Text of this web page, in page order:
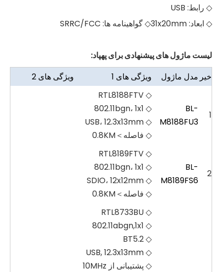
◇ رابط: USB
◇ ابعاد: 31x20mm◇ گواهینامه ها: SRRC/FCC
لیست ماژول های پیشنهادی برای پهپاد:
خیر مدل ماژول ویژگی های 1 ویژگی های 2
1
BL-
M8188FU3
◇ RTL8188FTV
◇ 802.11bgn، 1x1
◇ USB، 12.3x13mm
◇ فاصله＞0.8KM
2
BL-
M8189FS6
◇ RTL8189FTV
◇ 802.11bgn، 1x1
◇ SDIO، 12x12mm
◇ فاصله＞0.8KM
◇ RTL8733BU
◇ 802.11abgn,1x1
◇ BT5.2
◇ USB, 12.3x13mm
◇ پشتیبانی از 10MHz